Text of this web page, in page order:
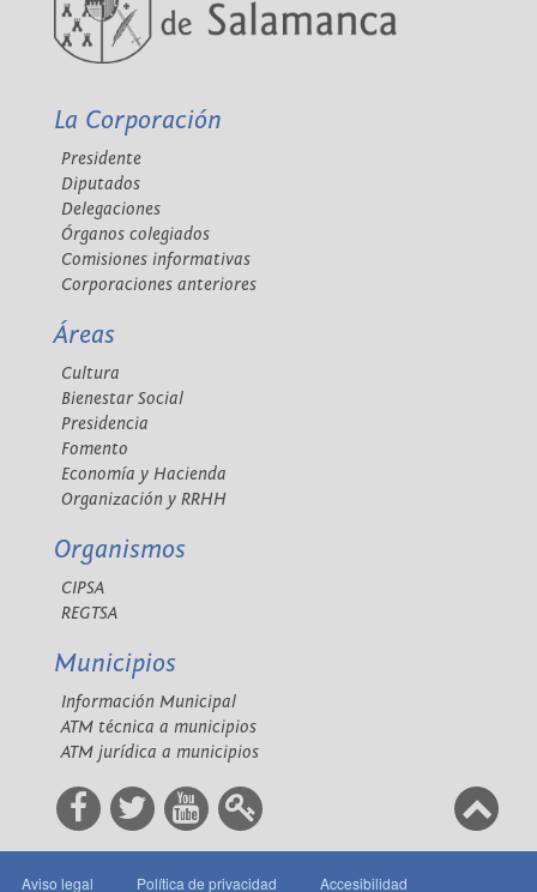
La Corporación
Presidente
Diputados
Delegaciones
Órganos colegiados
Comisiones informativas
Corporaciones anteriores
Áreas
Cultura
Bienestar Social
Presidencia
Fomento
Economía y Hacienda
Organización y RRHH
Organismos
CIPSA
REGTSA
Municipios
Información Municipal
ATM técnica a municipios
ATM jurídica a municipios
Aviso legal Política de privacidad Accesibilidad